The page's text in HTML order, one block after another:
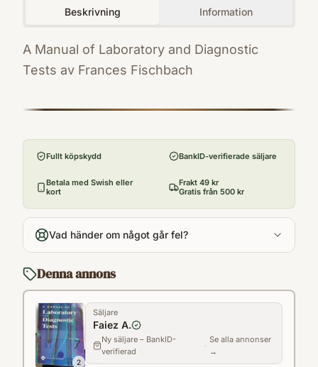
Beskrivning Information
A Manual of Laboratory and Diagnostic
Tests av Frances Fischbach
9780781741804
Paperback
Fullt köpskydd BankID-verifierade säljare
Betala med Swish eller
kort
Frakt 49 kr
Gratis från 500 kr
Vad händer om något går fel?
Denna annons
2
Säljare
Faiez A.
Ny säljare – BankID-
verifierad
·
Se alla annonser
→